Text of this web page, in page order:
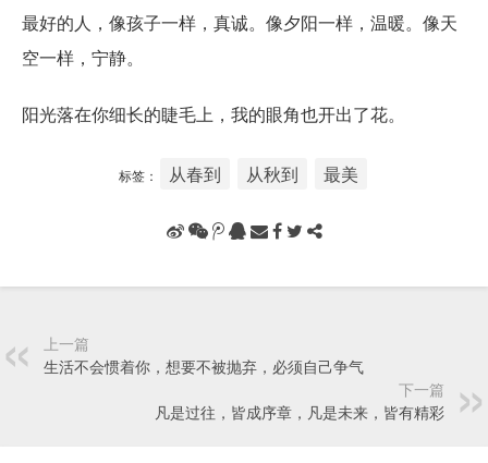
最好的人，像孩子一样，真诚。像夕阳一样，温暖。像天
空一样，宁静。
阳光落在你细长的睫毛上，我的眼角也开出了花。
标签： 从春到 从秋到 最美
上一篇
生活不会惯着你，想要不被抛弃，必须自己争气
下一篇
凡是过往，皆成序章，凡是未来，皆有精彩